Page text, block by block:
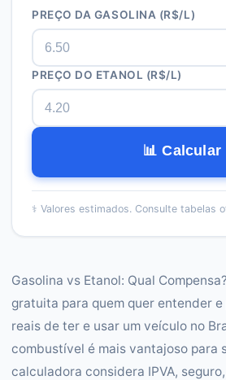
PREÇO DA GASOLINA (R$/L)
PREÇO DO ETANOL (R$/L)
📊 Calcular
⚕️ Valores estimados. Consulte tabelas
Gasolina vs Etanol: Qual
gratuita para quem quer entender
reais de ter e usar um veículo no
combustível é mais vantajoso para
calculadora considera IPVA,